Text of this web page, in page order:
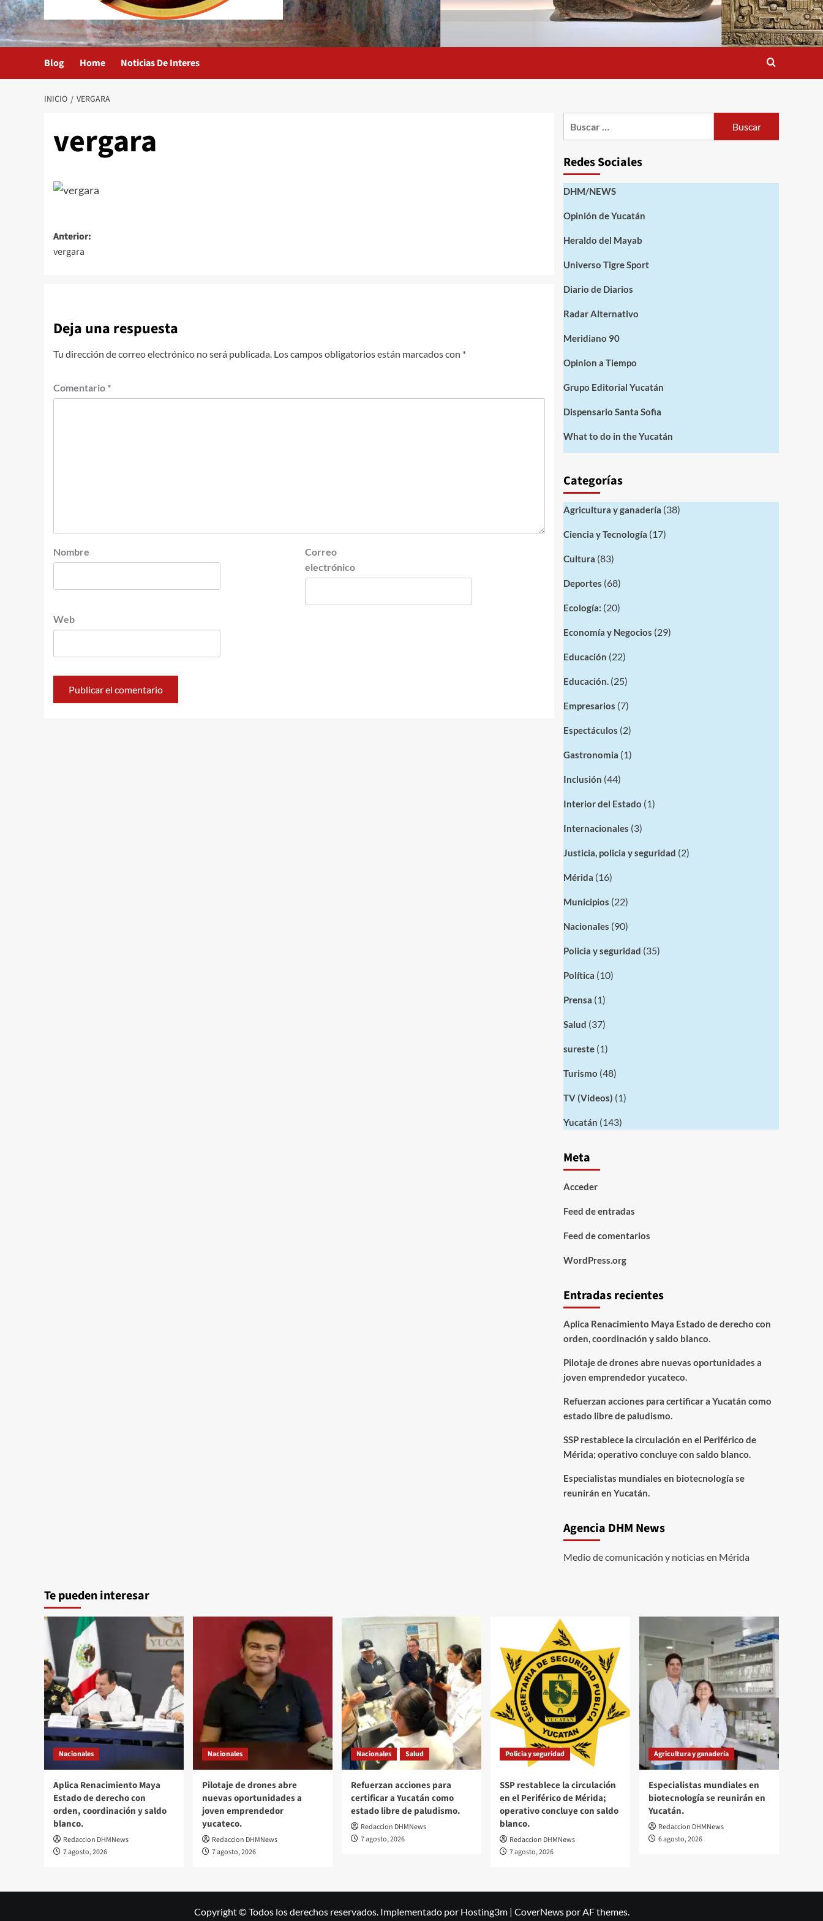
Blog Home Noticias De Interes
INICIO VERGARA
vergara
Navegación
de
Anterior:
vergara
Deja una respuesta
Tu dirección de correo electrónico no será publicada. Los campos obligatorios están marcados con *
Comentario *
Nombre
Correo
electrónico
Web
Redes Sociales
DHM/NEWS
Opinión de Yucatán
Heraldo del Mayab
Universo Tigre Sport
Diario de Diarios
Radar Alternativo
Meridiano 90
Opinion a Tiempo
Grupo Editorial Yucatán
Dispensario Santa Sofia
What to do in the Yucatán
Categorías
Agricultura y ganadería (38)
Ciencia y Tecnología (17)
Cultura (83)
Deportes (68)
Ecología: (20)
Economía y Negocios (29)
Educación (22)
Educación.(25)
Empresarios (7)
Espectáculos (2)
Gastronomia (1)
Inclusión (44)
Interior del Estado (1)
Internacionales (3)
Justicia, policia y seguridad (2)
Mérida (16)
Municipios (22)
Nacionales (90)
Policia y seguridad (35)
Política (10)
Prensa (1)
Salud (37)
sureste(1)
Turismo (48)
TV (Videos) (1)
Yucatán (143)
Meta
Acceder
Feed de entradas
Feed de comentarios
WordPress.org
Entradas recientes
Aplica Renacimiento Maya Estado de derecho con
orden, coordinación y saldo blanco.
Pilotaje de drones abre nuevas oportunidades a
joven emprendedor yucateco.
Refuerzan acciones para certificar a Yucatán como
estado libre de paludismo.
SSP restablece la circulación en el Periférico de
Mérida; operativo concluye con saldo blanco.
Especialistas mundiales en biotecnología se
reunirán en Yucatán.
Agencia DHM News
Medio de comunicación y noticias en Mérida
Te pueden interesar
Nacionales
Aplica Renacimiento Maya
Estado de derecho con
orden, coordinación y saldo
blanco.
Redaccion DHMNews
7 agosto, 2026
Nacionales
Pilotaje de drones abre
nuevas oportunidades a
joven emprendedor
yucateco.
Redaccion DHMNews
7 agosto, 2026
Nacionales Salud
Refuerzan acciones para
certificar a Yucatán como
estado libre de paludismo.
Redaccion DHMNews
7 agosto, 2026
Policia y seguridad
SSP restablece la circulación
en el Periférico de Mérida;
operativo concluye con saldo
blanco.
Redaccion DHMNews
7 agosto, 2026
Agricultura y ganadería
Especialistas mundiales en
biotecnología se reunirán en
Yucatán.
Redaccion DHMNews
6 agosto, 2026
Copyright © Todos los derechos reservados. Implementado por Hosting3m | CoverNewspor AF themes.